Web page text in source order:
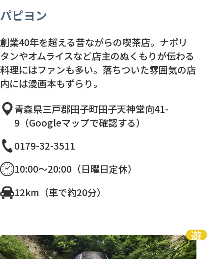
パピヨン
創業40年を超える昔ながらの喫茶店。ナポリ
タンやオムライスなど店主のぬくもりが伝わる
料理にはファンも多い。落ちついた雰囲気の店
内には漫画本もずらり。
青森県三戸郡田子町田子天神堂向41-
9（Googleマップで確認する）
0179-32-3511
10:00〜20:00（日曜日定休）
12km（車で約20分）